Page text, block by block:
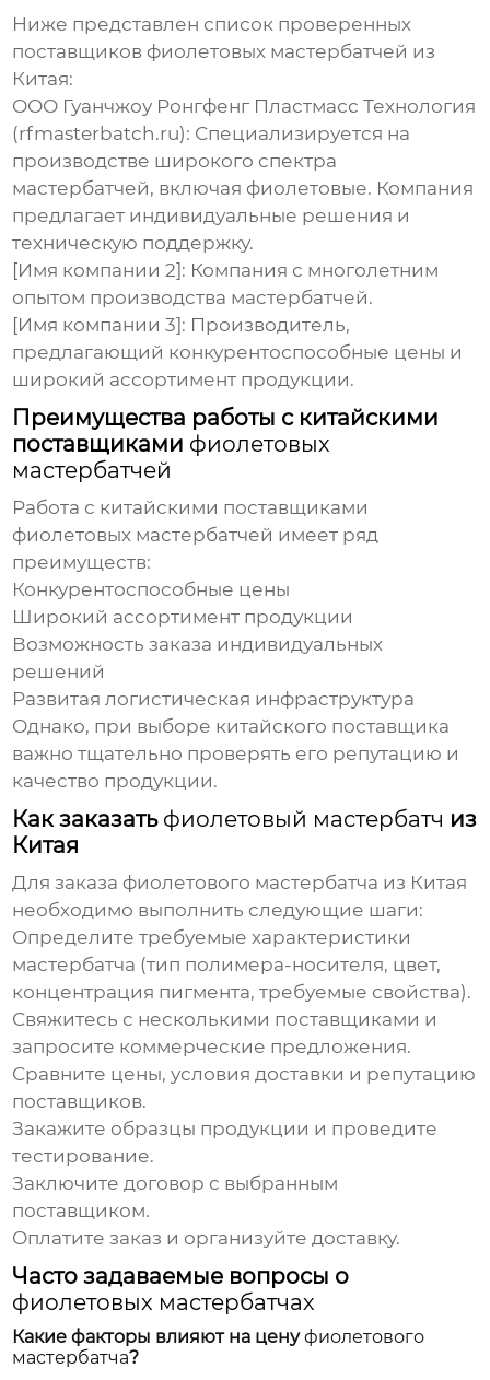
Ниже представлен список проверенных
поставщиков фиолетовых мастербатчей из
Китая:
ООО Гуанчжоу Ронгфенг Пластмасс Технология
(rfmasterbatch.ru): Специализируется на
производстве широкого спектра
мастербатчей, включая фиолетовые. Компания
предлагает индивидуальные решения и
техническую поддержку.
[Имя компании 2]: Компания с многолетним
опытом производства мастербатчей.
[Имя компании 3]: Производитель,
предлагающий конкурентоспособные цены и
широкий ассортимент продукции.
Преимущества работы с китайскими
поставщиками фиолетовых
мастербатчей
Работа с китайскими поставщиками
фиолетовых мастербатчей имеет ряд
преимуществ:
Конкурентоспособные цены
Широкий ассортимент продукции
Возможность заказа индивидуальных
решений
Развитая логистическая инфраструктура
Однако, при выборе китайского поставщика
важно тщательно проверять его репутацию и
качество продукции.
Как заказать фиолетовый мастербатч из
Китая
Для заказа фиолетового мастербатча из Китая
необходимо выполнить следующие шаги:
Определите требуемые характеристики
мастербатча (тип полимера-носителя, цвет,
концентрация пигмента, требуемые свойства).
Свяжитесь с несколькими поставщиками и
запросите коммерческие предложения.
Сравните цены, условия доставки и репутацию
поставщиков.
Закажите образцы продукции и проведите
тестирование.
Заключите договор с выбранным
поставщиком.
Оплатите заказ и организуйте доставку.
Часто задаваемые вопросы о
фиолетовых мастербатчах
Какие факторы влияют на ценуфиолетового
мастербатча?